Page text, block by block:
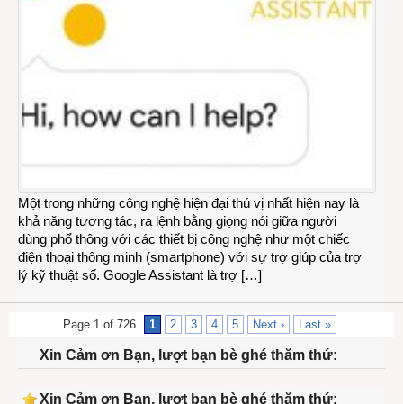
Một trong những công nghệ hiện đại thú vị nhất hiện nay là
khả năng tương tác, ra lệnh bằng giọng nói giữa người
dùng phổ thông với các thiết bị công nghệ như một chiếc
điện thoại thông minh (smartphone) với sự trợ giúp của trợ
lý kỹ thuật số. Google Assistant là trợ […]
Page 1 of 726 1 2 3 4 5 Next › Last »
Xin Cảm ơn Bạn, lượt bạn bè ghé thăm thứ:
Xin Cảm ơn Bạn, lượt bạn bè ghé thăm thứ: